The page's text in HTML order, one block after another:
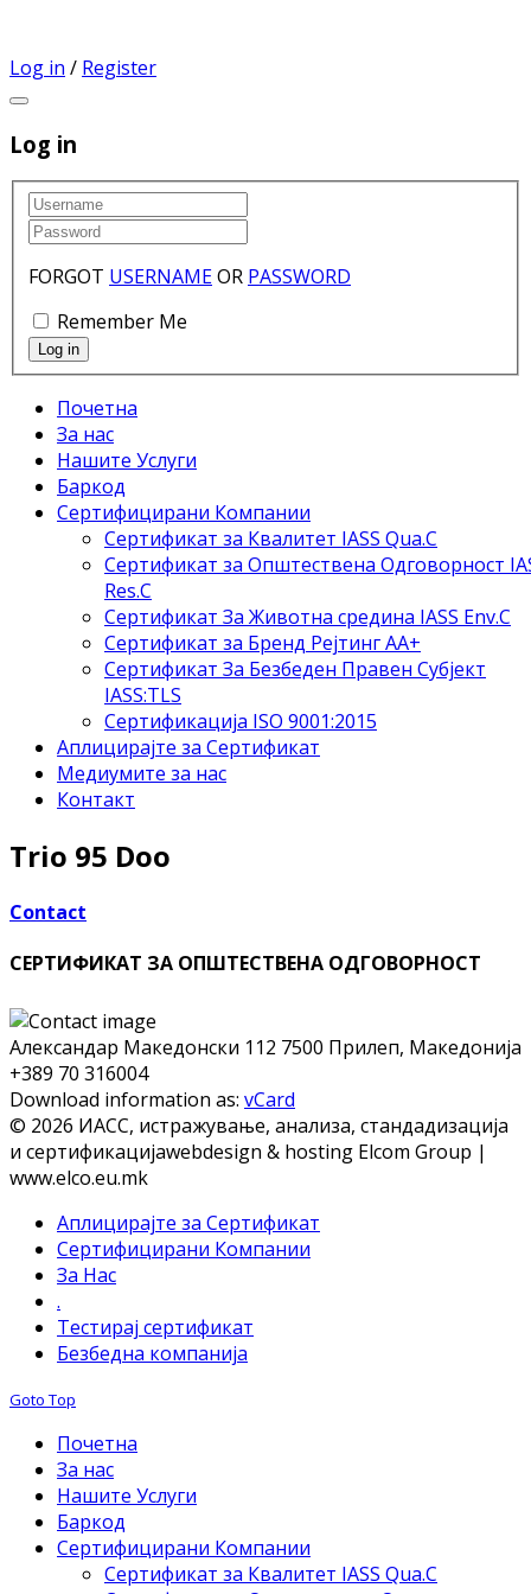
Log in / Register
Log in
FORGOT USERNAMEOR PASSWORD
Remember Me
Почетна
За нас
Нашите Услуги
Баркод
Сертифицирани Компании
Сертификат за Квалитет IASS Qua.C
Сертификат за Општествена Одговорност
Res.C
Сертификат За Животна средина IASS Env.C
Сертификат за Бренд Рејтинг АА+
Сертификат За Безбеден Правен Субјект
IASS:TLS
Сертификација ISO 9001:2015
Аплицирајте за Сертификат
Медиумите за нас
Контакт
Trio 95 Doo
Contact
СЕРТИФИКАТ ЗА ОПШТЕСТВЕНА ОДГОВОРНОСТ
Aлександар Македонски 112 7500 Прилеп, Македонија
+389 70 316004
Download information as: vCard
© 2026 ИАСС, истражување, анализа, стандадизација
и сертификацијаwebdesign & hosting Elcom Group |
www.elco.eu.mk
Аплицирајте за Сертификат
Сертифицирани Компании
За Нас
.
Тестирај сертификат
Безбедна компанија
Goto Top
Почетна
За нас
Нашите Услуги
Баркод
Сертифицирани Компании
Сертификат за Квалитет IASS Qua.C